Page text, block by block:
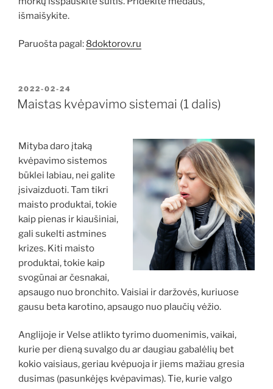
išmaišykite.
Paruošta pagal: 8doktorov.ru
PASKELBTA
2022-02-24
Maistas kvėpavimo sistemai (1 dalis)
Mityba daro įtaką
kvėpavimo sistemos
būklei labiau, nei galite
įsivaizduoti. Tam tikri
maisto produktai, tokie
kaip pienas ir kiaušiniai,
gali sukelti astmines
krizes. Kiti maisto
produktai, tokie kaip
svogūnai ar česnakai,
apsaugo nuo bronchito. Vaisiai ir daržovės, kuriuose
gausu beta karotino, apsaugo nuo plaučių vėžio.
Anglijoje ir Velse atlikto tyrimo duomenimis, vaikai,
kurie per dieną suvalgo du ar daugiau gabalėlių bet
kokio vaisiaus, geriau kvėpuoja ir jiems mažiau gresia
dusimas (pasunkėjęs kvėpavimas). Tie, kurie valgo